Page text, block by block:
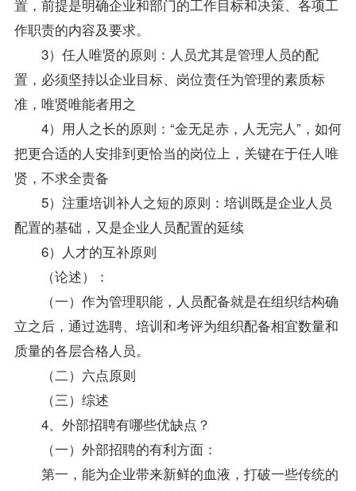
置，前提是明确企业和部门的工作目标和决策、各项工
作职责的内容及要求。
3）任人唯贤的原则：人员尤其是管理人员的配
置，必须坚持以企业目标、岗位责任为管理的素质标
准，唯贤唯能者用之
4）用人之长的原则：“金无足赤，人无完人”，如何
把更合适的人安排到更恰当的岗位上，关键在于任人唯
贤，不求全责备
5）注重培训补人之短的原则：培训既是企业人员
配置的基础，又是企业人员配置的延续
6）人才的互补原则
（论述）：
（一）作为管理职能，人员配备就是在组织结构确
立之后，通过选聘、培训和考评为组织配备相宜数量和
质量的各层合格人员。
（二）六点原则
（三）综述
4、外部招聘有哪些优缺点？
（一）外部招聘的有利方面：
第一，能为企业带来新鲜的血液，打破一些传统的